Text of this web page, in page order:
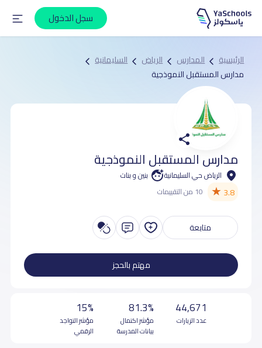
سجل الدخول
الرئيسية المدارس الرياض
السليمانية
مدارس المستقبل النموذجية
مدارس المستقبل النموذجية
الرياض حي السليمانية بنين و بنات
3.8
★ 10 من التقييمات
متابعة
مهتم بالحجز
44,671
عدد الزيارات
81.3%
مؤشر اكتمال
بيانات المدرسة
15%
مؤشر التواجد
الرقمي